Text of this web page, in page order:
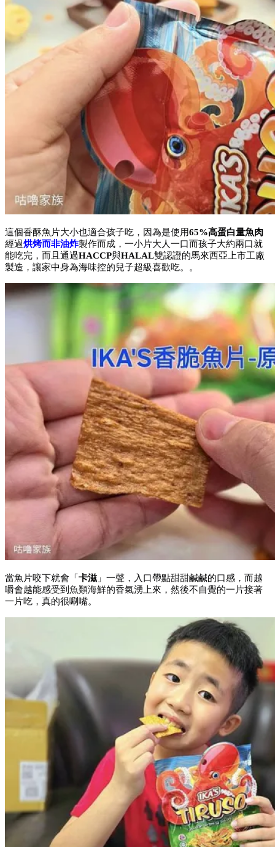
這個香酥魚片大小也適合孩子吃，因為是使用65%高蛋白量魚肉
經過烘烤而非油炸製作而成，一小片大人一口而孩子大約兩口就
能吃完，而且通過HACCP與HALAL雙認證的馬來西亞上市工廠
製造，讓家中身為海味控的兒子超級喜歡吃。。
當魚片咬下就會「 卡滋 」一聲，入口帶點甜甜鹹鹹的口感，而越
嚼會越能感受到魚類海鮮的香氣湧上來，然後不自覺的一片接著
一片吃，真的很唰嘴。